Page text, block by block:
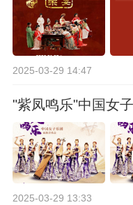
2025-03-29 14:47
"紫凤鸣乐"中国女
2025-03-29 13:33